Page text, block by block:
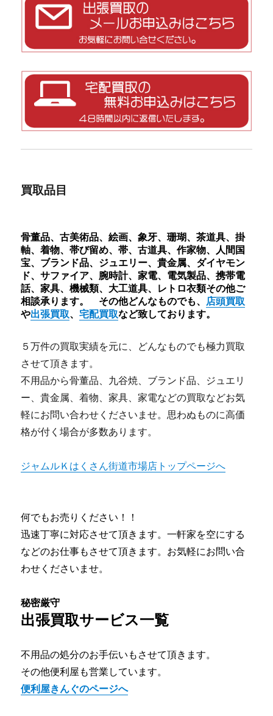
買取品目
骨董品、古美術品、絵画、象牙、珊瑚、茶道具、掛
軸、着物、帯び留め、帯、古道具、作家物、人間国
宝、ブランド品、ジュエリー、貴金属、ダイヤモン
ド、サファイア、腕時計、家電、電気製品、携帯電
話、家具、機械類、大工道具、レトロ衣類その他ご
相談承ります。 その他どんなものでも、 店頭買取
や出張買取、宅配買取など致しております。
５万件の買取実績を元に、どんなものでも極力買取
させて頂きます。
不用品から骨董品、九谷焼、ブランド品、ジュエリ
ー、貴金属、着物、家具、家電などの買取などお気
軽にお問い合わせくださいませ。思わぬものに高価
格が付く場合が多数あります。
ジャムルＫはくさん街道市場店トップページへ
何でもお売りください！！
迅速丁寧に対応させて頂きます。一軒家を空にする
などのお仕事もさせて頂きます。お気軽にお問い合
わせくださいませ。
秘密厳守
出張買取サービス一覧
不用品の処分のお手伝いもさせて頂きます。
その他便利屋も営業しています。
便利屋きんぐのページへ